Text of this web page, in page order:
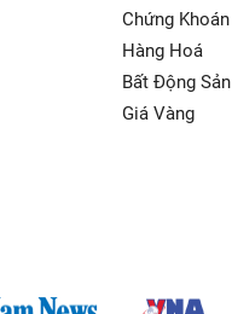
Chứng Khoán
Hàng Hoá
Bất Động Sản
Giá Vàng